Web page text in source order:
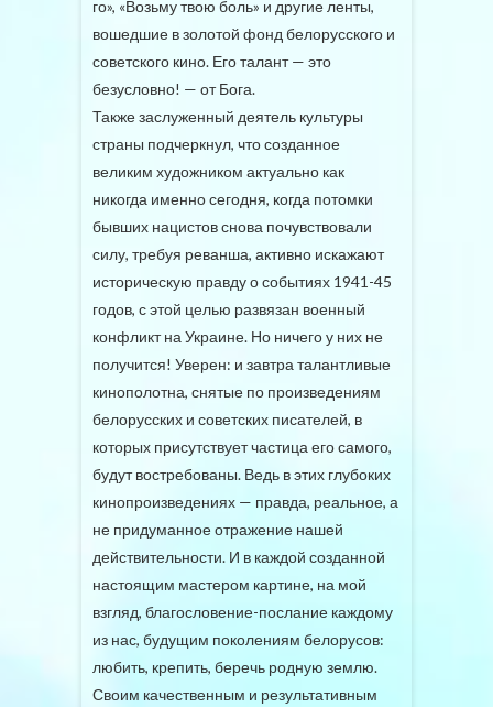
го», «Возьму твою боль» и другие ленты,
вошедшие в золотой фонд белорусского и
советского кино. Его талант — это
безусловно! — от Бога.
Также заслуженный деятель культуры
страны подчеркнул, что созданное
великим художником актуально как
никогда именно сегодня, когда потомки
бывших нацистов снова почувствовали
силу, требуя реванша, активно искажают
историческую правду о событиях 1941-45
годов, с этой целью развязан военный
конфликт на Украине. Но ничего у них не
получится! Уверен: и завтра талантливые
кинополотна, снятые по произведениям
белорусских и советских писателей, в
которых присутствует частица его самого,
будут востребованы. Ведь в этих глубоких
кинопроизведениях — правда, реальное, а
не придуманное отражение нашей
действительности. И в каждой созданной
настоящим мастером картине, на мой
взгляд, благословение-послание каждому
из нас, будущим поколениям белорусов:
любить, крепить, беречь родную землю.
Своим качественным и результативным